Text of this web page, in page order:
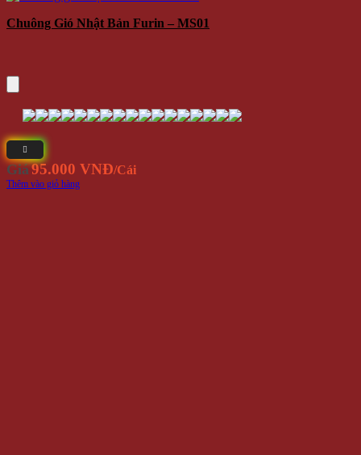
Chuông Gió Nhật Bản Furin – MS01
Giá95.000 VNĐ/Cái
Thêm vào giỏ hàng